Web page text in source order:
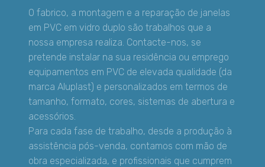
O fabrico, a montagem e a reparação de janelas
em PVC em vidro duplo são trabalhos que a
nossa empresa realiza. Contacte-nos, se
pretende instalar na sua residência ou emprego
equipamentos em PVC de elevada qualidade (da
marca Aluplast) e personalizados em termos de
tamanho, formato, cores, sistemas de abertura e
acessórios.
Para cada fase de trabalho, desde a produção à
assistência pós-venda, contamos com mão de
obra especializada, e profissionais que cumprem